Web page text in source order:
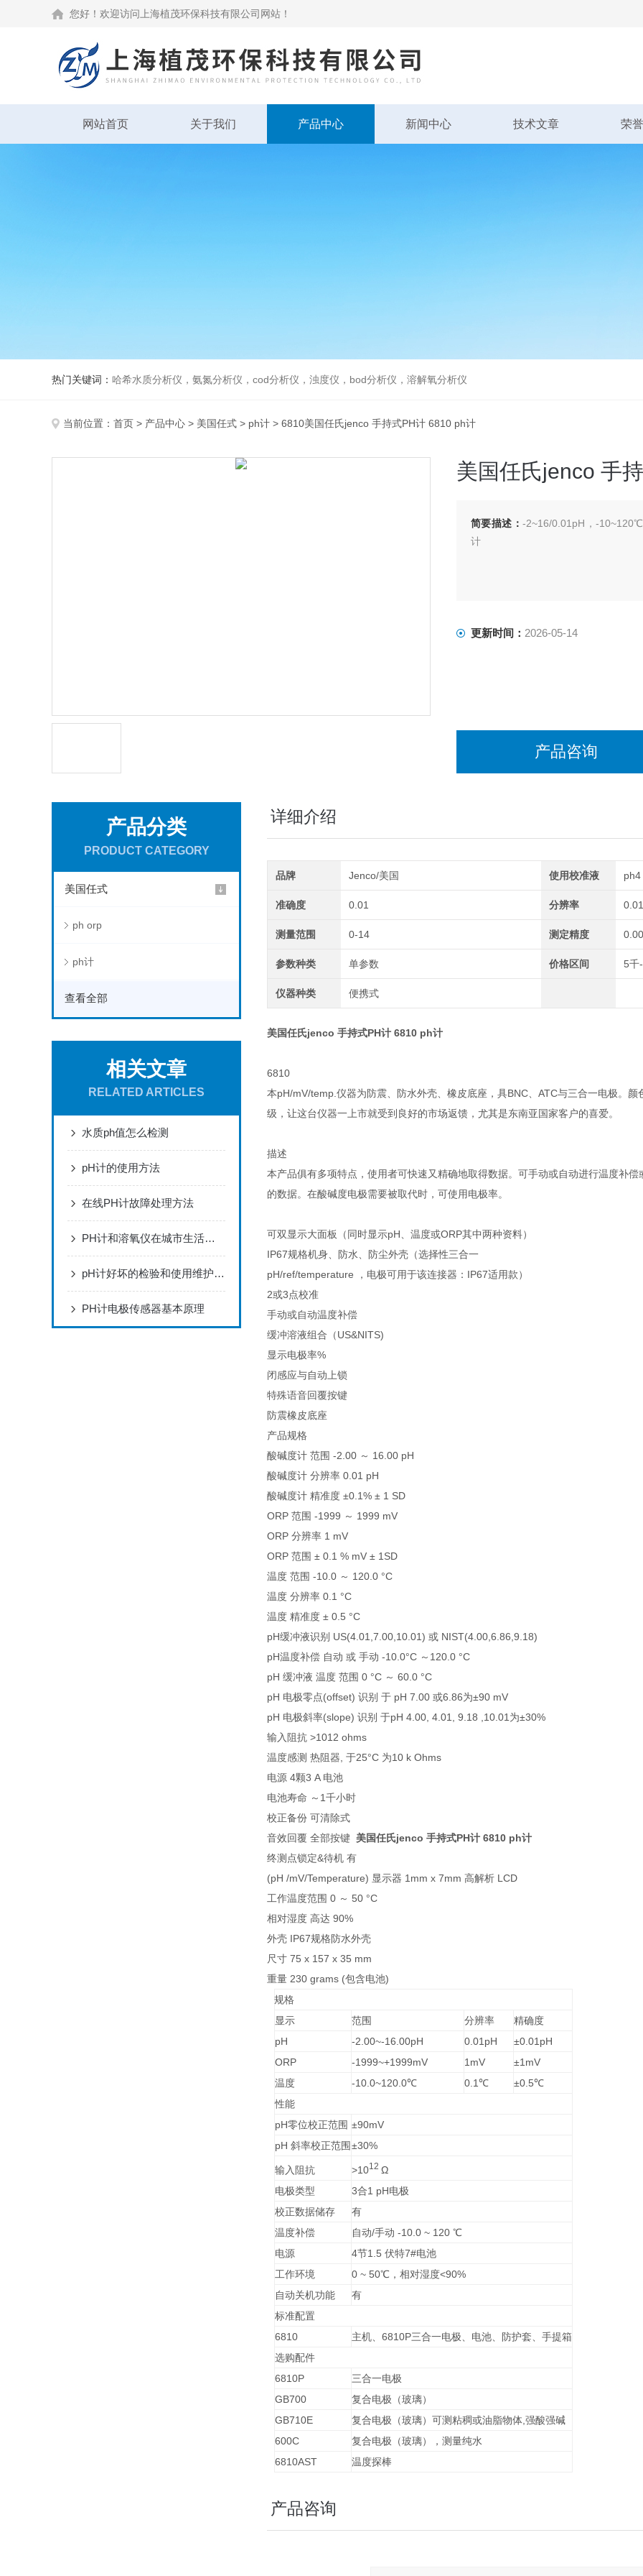
您好！欢迎访问上海植茂环保科技有限公司网站！
网站首页 关于我们 产品中心 新闻中心 技术文章 荣
热门关键词： 哈希水质分析仪，氨氮分析仪，cod分析仪，浊度仪，bod分析仪，溶解氧分析仪
当前位置： 首页 > 产品中心 > 美国任式 > ph计 > 6810美国任氏jenco 手持式PH计 6810 ph计
美国任氏jenco 手
简要描述：-2~16/0.01pH，-
计
更新时间： 2026-05-14
产品咨询
产品分类
PRODUCT CATEGORY
美国任式
ph orp
ph计
查看全部
相关文章
RELATED ARTICLES
水质ph值怎么检测
pH计的使用方法
在线PH计故障处理方法
PH计和溶氧仪在城市生活污水处理厂的应用
pH计好坏的检验和使用维护要点
PH计电极传感器基本原理
详细介绍
品牌 Jenco/美国 使用校准液
准确度 0.01 分辨率
测量范围 0-14 测定精度
参数种类 单参数 价格区间 5千
仪器种类 便携式
美国任氏jenco 手持式PH计 6810 ph计
6810
本pH/mV/temp.仪器为防震、防水外壳、橡皮底座，具BNC、ATC与三合一电极。
级，让这台仪器一上市就受到良好的市场返馈，尤其是东南亚国家客户的喜爱。
描述
本产品俱有多项特点，使用者可快速又精确地取得数据。可手动或自动进行温度补
的数据。在酸碱度电极需要被取代时，可使用电极率。
可双显示大面板（同时显示pH、温度或ORP其中两种资料）
IP67规格机身、防水、防尘外壳（选择性三合一
pH/ref/temperature ，电极可用于该连接器：IP67适用款）
2或3点校准
手动或自动温度补偿
缓冲溶液组合（US&NITS)
显示电极率%
闭感应与自动上锁
特殊语音回覆按键
防震橡皮底座
产品规格
酸碱度计 范围 -2.00 ～ 16.00 pH
酸碱度计 分辨率 0.01 pH
酸碱度计 精准度 ±0.1% ± 1 SD
ORP 范围 -1999 ～ 1999 mV
ORP 分辨率 1 mV
ORP 范围 ± 0.1 % mV ± 1SD
温度 范围 -10.0 ～ 120.0 °C
温度 分辨率 0.1 °C
温度 精准度 ± 0.5 °C
pH缓冲液识别 US(4.01,7.00,10.01) 或 NIST(4.00,6.86,9.18)
pH温度补偿 自动 或 手动 -10.0°C ～120.0 °C
pH 缓冲液 温度 范围 0 °C ～ 60.0 °C
pH 电极零点(offset) 识别 于 pH 7.00 或6.86为±90 mV
pH 电极斜率(slope) 识别 于pH 4.00, 4.01, 9.18 ,10.01为±30%
输入阻抗 >1012 ohms
温度感测 热阻器, 于25°C 为10 k Ohms
电源 4颗3 A 电池
电池寿命 ～1千小时
校正备份 可清除式
音效回覆 全部按键 美国任氏jenco 手持式PH计 6810 ph计
终测点锁定&待机 有
(pH /mV/Temperature) 显示器 1mm x 7mm 高解析 LCD
工作温度范围 0 ～ 50 °C
相对湿度 高达 90%
外壳 IP67规格防水外壳
尺寸 75 x 157 x 35 mm
重量 230 grams (包含电池)
规格
显示
范围 分辨率
精确度
pH
-2.00~-16.00pH 0.01pH
±0.01pH
ORP
-1999~+1999mV 1mV
±1mV
温度
-10.0~120.0℃ 0.1℃
±0.5℃
性能
pH零位校正范围 ±90mV
pH 斜率校正范围±30%
输入阻抗 >1012 Ω
电极类型
3合1 pH电极
校正数据储存
有
温度补偿
自动/手动 -10.0 ~ 120 ℃
电源
4节1.5 伏特7#电池
工作环境
0 ~ 50℃，相对湿度<90%
自动关机功能
有
标准配置
6810
主机、6810P三合一电极、电池、防护套、手提箱
选购配件
6810P
三合一电极
GB700
复合电极（玻璃）
GB710E
复合电极（玻璃）可测粘稠或油脂物体,强酸强碱
600C
复合电极（玻璃），测量纯水
6810AST
温度探棒
产品咨询